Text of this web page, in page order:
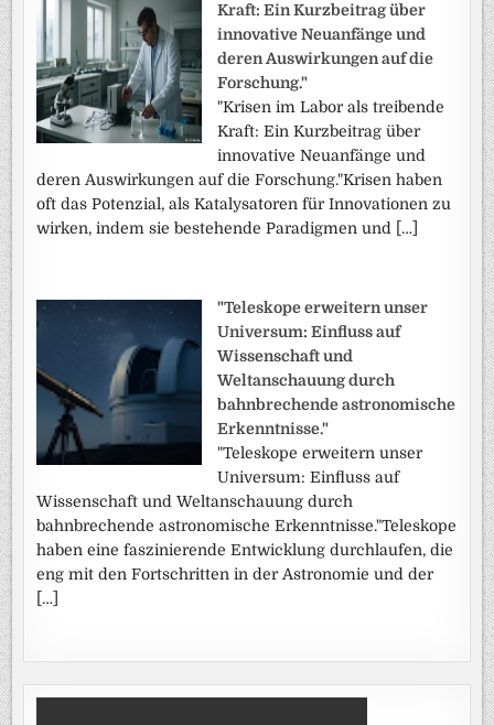
Kraft: Ein Kurzbeitrag über
innovative Neuanfänge und
deren Auswirkungen auf die
Forschung."
"Krisen im Labor als treibende
Kraft: Ein Kurzbeitrag über
innovative Neuanfänge und
deren Auswirkungen auf die Forschung."Krisen haben
oft das Potenzial, als Katalysatoren für Innovationen zu
wirken, indem sie bestehende Paradigmen und […]
"Teleskope erweitern unser
Universum: Einfluss auf
Wissenschaft und
Weltanschauung durch
bahnbrechende astronomische
Erkenntnisse."
"Teleskope erweitern unser
Universum: Einfluss auf
Wissenschaft und Weltanschauung durch
bahnbrechende astronomische Erkenntnisse."Teleskope
haben eine faszinierende Entwicklung durchlaufen, die
eng mit den Fortschritten in der Astronomie und der
[…]